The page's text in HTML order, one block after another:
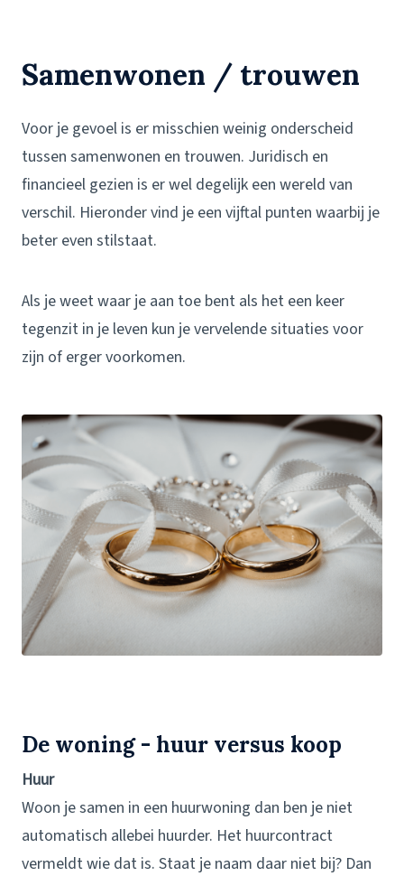
Samenwonen / trouwen
Voor je gevoel is er misschien weinig onderscheid
tussen samenwonen en trouwen. Juridisch en
financieel gezien is er wel degelijk een wereld van
verschil. Hieronder vind je een vijftal punten waarbij je
beter even stilstaat.
Als je weet waar je aan toe bent als het een keer
tegenzit in je leven kun je vervelende situaties voor
zijn of erger voorkomen.
De woning - huur versus koop
Huur
Woon je samen in een huurwoning dan ben je niet
automatisch allebei huurder. Het huurcontract
vermeldt wie dat is. Staat je naam daar niet bij? Dan